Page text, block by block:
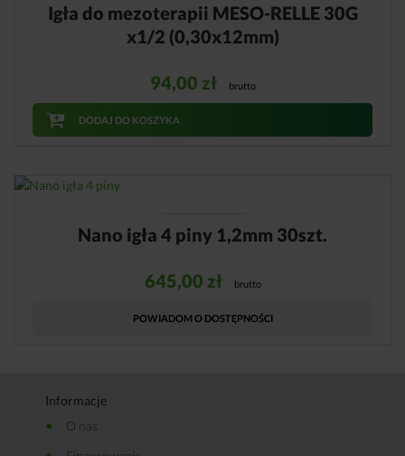
Igła do mezoterapii MESO-RELLE 30G
x1/2 (0,30x12mm)
94,00 zł brutto
DODAJ DO KOSZYKA
Nano igła 4 piny 1,2mm 30szt.
645,00 zł brutto
POWIADOM O DOSTĘPNOŚCI
Informacje
O nas